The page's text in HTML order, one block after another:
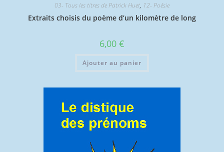
03- Tous les titres de Patrick Huet, 12- Poésie
Extraits choisis du poème d’un kilomètre de long
6,00 €
Ajouter au panier